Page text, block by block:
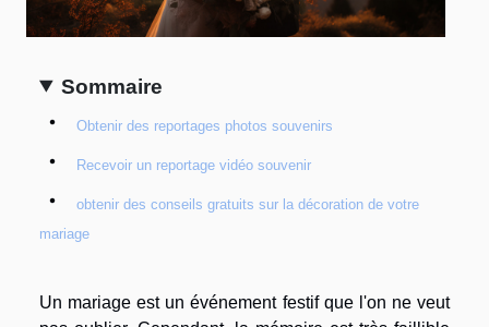
Sommaire
Obtenir des reportages photos souvenirs
Recevoir un reportage vidéo souvenir
obtenir des conseils gratuits sur la décoration de votre
mariage
Un mariage est un événement festif que l'on ne veut